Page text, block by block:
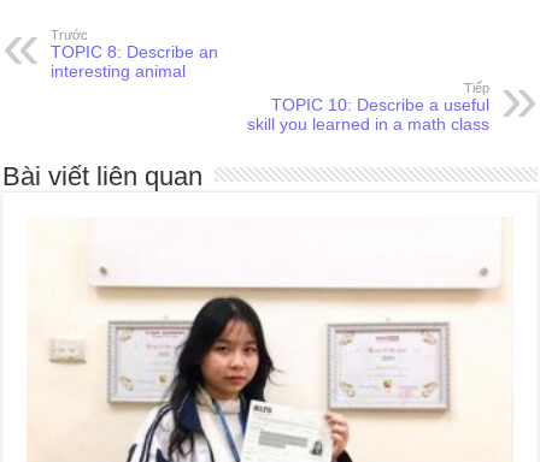
Trước
TOPIC 8: Describe an
interesting animal
Tiếp
TOPIC 10: Describe a useful
skill you learned in a math class
Bài viết liên quan